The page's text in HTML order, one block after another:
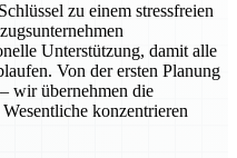
zu einem stressfreien
Unterstützung, damit alle
Von der ersten Planung
wir übernehmen die
konzentrieren